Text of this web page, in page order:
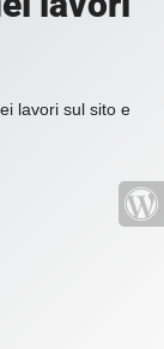
lavori sul sito e